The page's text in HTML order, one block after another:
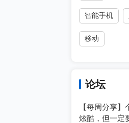
智能手机
移动
论坛
【每周分享
炫酷，但一定